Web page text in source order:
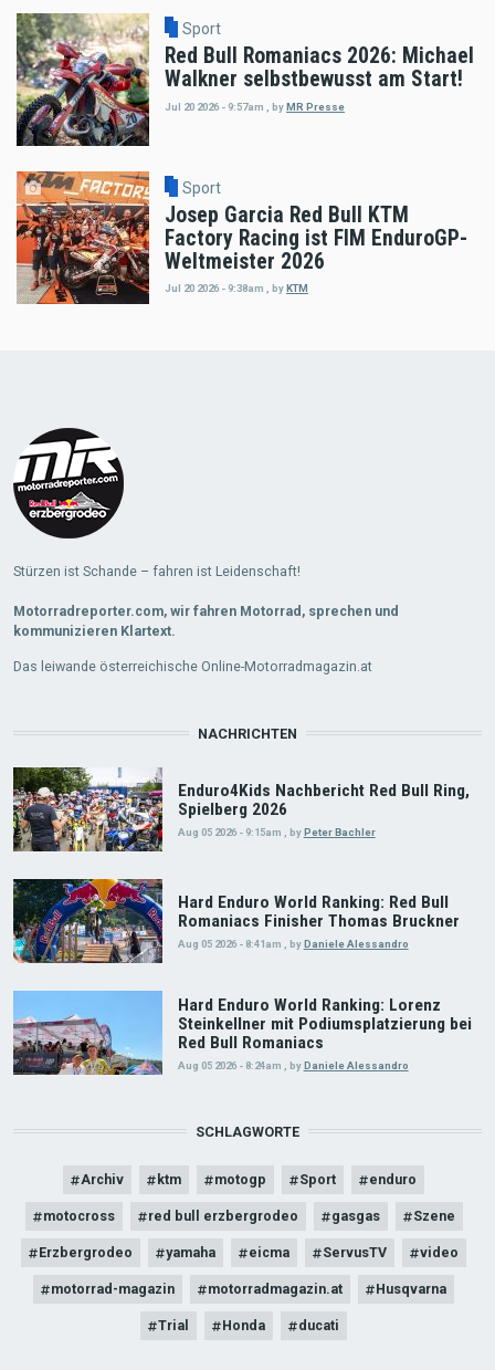
Sport
Red Bull Romaniacs 2026: Michael
Walkner selbstbewusst am Start!
Jul 20 2026 - 9:57am byMR Presse
Sport
Josep Garcia Red Bull KTM
Factory Racing ist FIM EnduroGP-
Weltmeister 2026
Jul 20 2026 - 9:38am , byKTM
Stürzen ist Schande – fahren ist Leidenschaft!
Motorradreporter.com, wir fahren Motorrad, sprechen und
kommunizieren Klartext.
Das leiwande österreichische Online-Motorradmagazin.at
NACHRICHTEN
Enduro4Kids Nachbericht Red Bull Ring,
Spielberg 2026
Aug 05 2026 - 9:15am , by Peter Bachler
Hard Enduro World Ranking: Red Bull
Romaniacs Finisher Thomas Bruckner
Aug 05 2026 - 8:41am , byDaniele Alessandro
Hard Enduro World Ranking: Lorenz
Steinkellner mit Podiumsplatzierung bei
Red Bull Romaniacs
Aug 05 2026 - 8:24am byDaniele Alessandro
SCHLAGWORTE
Archiv ktm motogp Sport enduro
motocross red bull erzbergrodeo gasgas Szene
Erzbergrodeo yamaha eicma ServusTV video
motorrad-magazin motorradmagazin.at Husqvarna
Trial Honda ducati